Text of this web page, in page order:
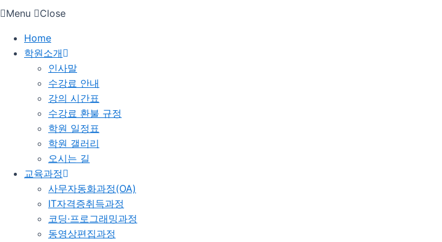
Menu Close
Home
학원소개
인사말
수강료 안내
강의 시간표
수강료 환불 규정
학원 일정표
학원 갤러리
오시는 길
교육과정
사무자동화과정(OA)
IT자격증취득과정
코딩·프로그래밍과정
동영상편집과정